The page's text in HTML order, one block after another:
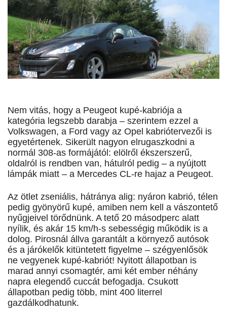
Nem vitás, hogy a Peugeot kupé-kabriója a
kategória legszebb darabja – szerintem ezzel a
Volkswagen, a Ford vagy az Opel kabriótervezői is
egyetértenek. Sikerült nagyon elrugaszkodni a
normál 308-as formájától: elölről ékszerszerű,
oldalról is rendben van, hátulról pedig – a nyújtott
lámpák miatt – a Mercedes CL-re hajaz a Peugeot.
Az ötlet zseniális, hátránya alig: nyáron kabrió, télen
pedig gyönyörű kupé, amiben nem kell a vászontető
nyűgjeivel törődnünk. A tető 20 másodperc alatt
nyílik, és akár 15 km/h-s sebességig működik is a
dolog. Pirosnál állva garantált a környező autósok
és a járókelők kitüntetett figyelme – szégyenlősök
ne vegyenek kupé-kabriót! Nyitott állapotban is
marad annyi csomagtér, ami két ember néhány
napra elegendő cuccát befogadja. Csukott
állapotban pedig több, mint 400 literrel
gazdálkodhatunk.